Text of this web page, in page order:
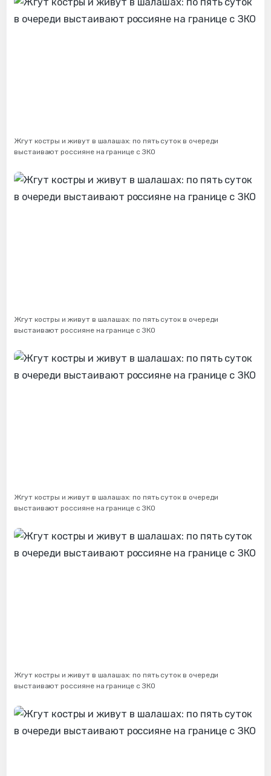
Жгут костры и живут в шалашах: по пять суток в очереди
выстаивают россияне на границе с ЗКО
Жгут костры и живут в шалашах: по пять суток в очереди
выстаивают россияне на границе с ЗКО
Жгут костры и живут в шалашах: по пять суток в очереди
выстаивают россияне на границе с ЗКО
Жгут костры и живут в шалашах: по пять суток в очереди
выстаивают россияне на границе с ЗКО